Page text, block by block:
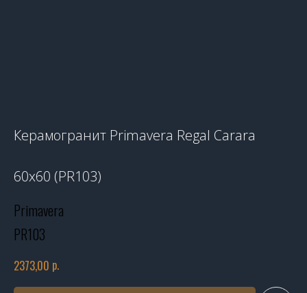
Керамогранит Primavera Regal Carara
60x60 (PR103)
Primavera
PR103
2373,00 р.